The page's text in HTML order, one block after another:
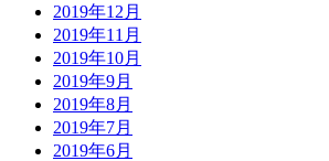
2019年12月
2019年11月
2019年10月
2019年9月
2019年8月
2019年7月
2019年6月